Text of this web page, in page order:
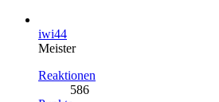
iwi44
Meister
Reaktionen
586